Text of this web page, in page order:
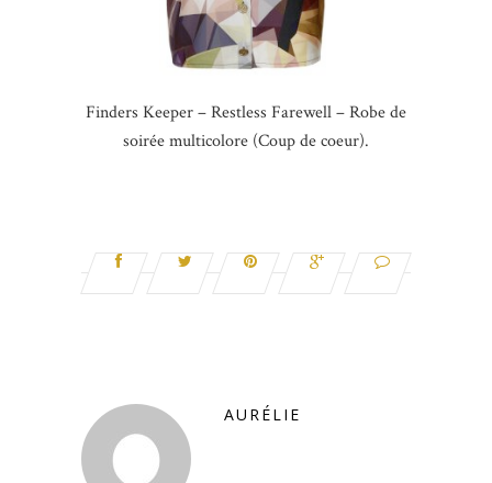
Finders Keeper – Restless Farewell – Robe de
soirée multicolore (Coup de coeur).
AURÉLIE